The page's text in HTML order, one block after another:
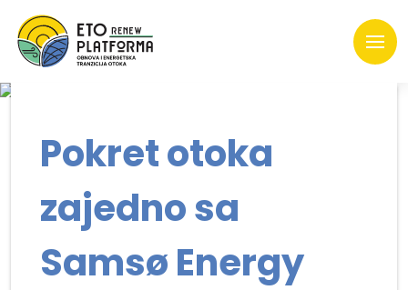
Pokret otoka
zajedno sa
Samsø Energy